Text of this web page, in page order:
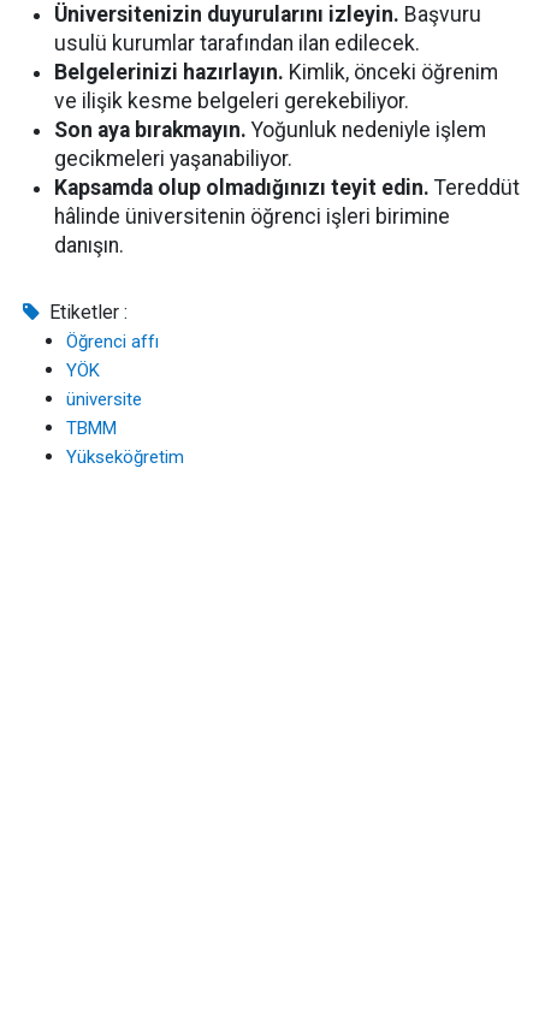
Üniversitenizin duyurularını izleyin. Başvuru
usulü kurumlar tarafından ilan edilecek.
Belgelerinizi hazırlayın. Kimlik, önceki öğrenim
ve ilişik kesme belgeleri gerekebiliyor.
Son aya bırakmayın. Yoğunluk nedeniyle işlem
gecikmeleri yaşanabiliyor.
Kapsamda olup olmadığınızı teyit edin. Tereddüt
hâlinde üniversitenin öğrenci işleri birimine
danışın.
Etiketler :
Öğrenci affı
YÖK
üniversite
TBMM
Yükseköğretim